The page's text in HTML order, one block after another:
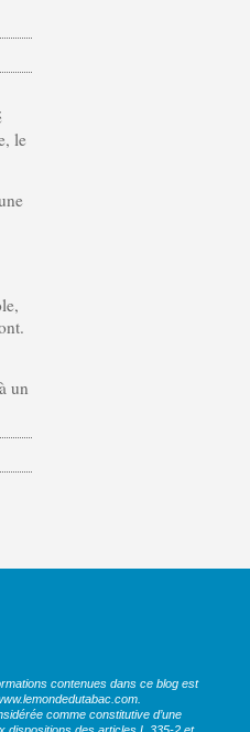
le
un
contenues dans ce blog est
comme constitutive d’une